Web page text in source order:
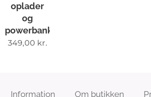
oplader
og
powerbank.
349,00 kr.
Information Om butikken